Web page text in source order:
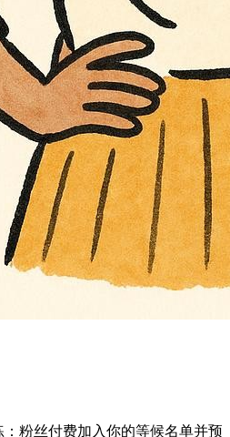
粉丝付费加入你的等候名单并预